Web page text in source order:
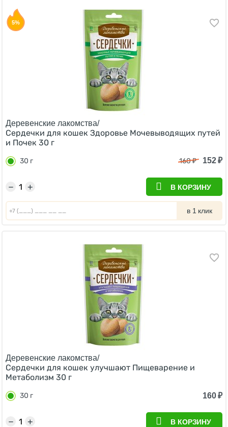
5%
Деревенские лакомства/
Сердечки для кошек Здоровье Мочевыводящих путей
и Почек 30 г
30 г 160₽ 152₽
+
− В КОРЗИНУ
в 1 клик
Деревенские лакомства/
Сердечки для кошек улучшают Пищеварение и
Метаболизм 30 г
30 г 160₽
+
− В КОРЗИНУ